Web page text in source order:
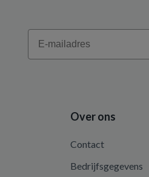
Email
Over ons
Contact
Bedrijfsgegevens